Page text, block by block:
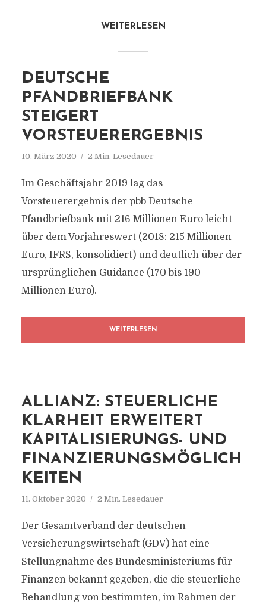
WEITERLESEN
DEUTSCHE
PFANDBRIEFBANK
STEIGERT
VORSTEUERERGEBNIS
10. März 2020 2 Min. Lesedauer
Im Geschäftsjahr 2019 lag das
Vorsteuerergebnis der pbb Deutsche
Pfandbriefbank mit 216 Millionen Euro leicht
über dem Vorjahreswert (2018: 215 Millionen
Euro, IFRS, konsolidiert) und deutlich über der
ursprünglichen Guidance (170 bis 190
Millionen Euro).
WEITERLESEN
ALLIANZ: STEUERLICHE
KLARHEIT ERWEITERT
KAPITALISIERUNGS- UND
FINANZIERUNGSMÖGLICH
KEITEN
11. Oktober 2020 2 Min. Lesedauer
Der Gesamtverband der deutschen
Versicherungswirtschaft (GDV) hat eine
Stellungnahme des Bundesministeriums für
Finanzen bekannt gegeben, die die steuerliche
Behandlung von bestimmten, im Rahmen der